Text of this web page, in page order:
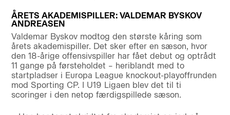
ÅRETS AKADEMISPILLER: VALDEMAR BYSKOV
ANDREASEN
Valdemar Byskov modtog den største kåring som
årets akademispiller. Det sker efter en sæson, hvor
den 18-årige offensivspiller har fået debut og optrådt
11 gange på førsteholdet – heriblandt med to
startpladser i Europa League knockout-playoffrunden
mod Sporting CP. I U19 Ligaen blev det til ti
scoringer i den netop færdigspillede sæson.